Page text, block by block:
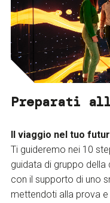
Preparati
Il viaggio nel tuo
Ti guideremo nei 10
guidata di gruppo della
con il supporto di uno
mettendoti alla prova